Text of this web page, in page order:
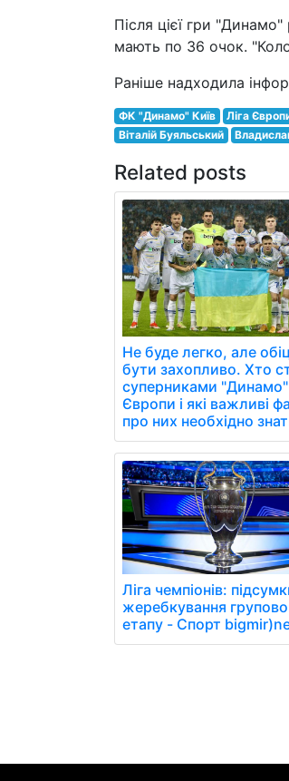
Після цієї гри
мають по 36 очок.
Раніше надходила
ФК "Динамо" Київ Ліга
Віталій Буяльський
Related posts
Не буде легко, але
бути захопливо. Хто
суперниками "Динамо"
Європи і які важливі
про них необхідно
Ліга чемпіонів:
жеребкування
етапу - Спорт